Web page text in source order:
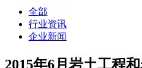
全部
行业资讯
企业新闻
2015年6月岩土工程